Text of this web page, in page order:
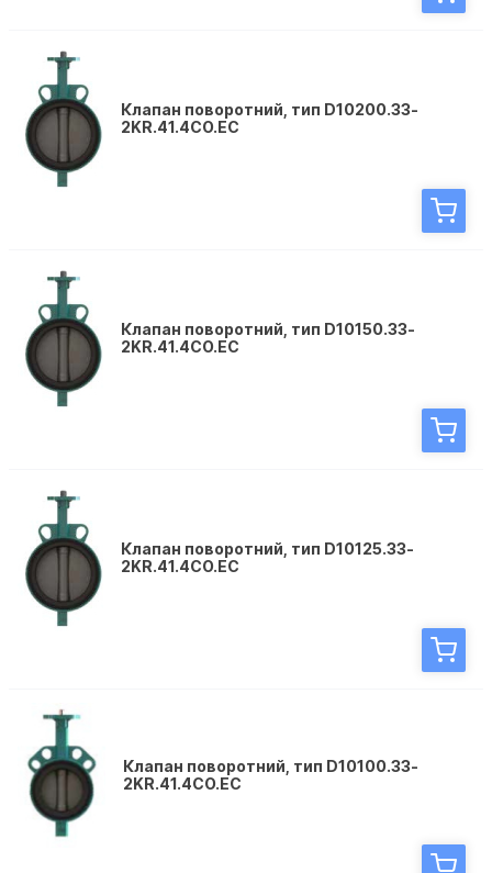
Клапан поворотний, тип D10200.33-
2KR.41.4CО.EC
Клапан поворотний, тип D10150.33-
2KR.41.4CО.EC
Клапан поворотний, тип D10125.33-
2KR.41.4CО.EC
Клапан поворотний, тип D10100.33-
2KR.41.4CО.EC